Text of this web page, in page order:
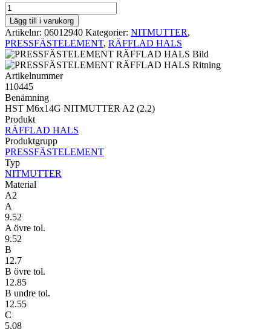
NITMUTTER
RÄFFLAD
HALS
HST
M6x14G
NITMUTTER
A2
(2.2)
mängd
Lägg till i varukorg
Artikelnr: 06012940 Kategorier: NITMUTTER,
PRESSFÄSTELEMENT, RÄFFLAD HALS
Artikelnummer
110445
Benämning
HST M6x14G NITMUTTER A2 (2.2)
Produkt
RÄFFLAD HALS
Produktgrupp
PRESSFÄSTELEMENT
Typ
NITMUTTER
Material
A2
A
9.52
A övre tol.
9.52
B
12.7
B övre tol.
12.85
B undre tol.
12.55
C
5.08